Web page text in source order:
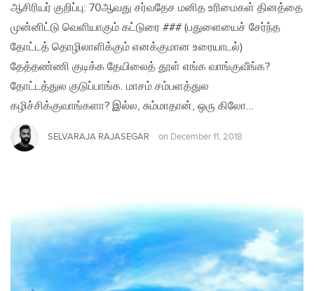
​ஆசிரியர் குறிப்பு: 70ஆவது சர்வதேச மனித உரிமைகள் தினத்தை
முன்னிட்டு வெளியாகும் கட்டுரை ### (பதுளையைச் சேர்ந்த
தோட்டத் தொழிலாளிக்கும் எனக்குமான உரையாடல்)
தேத்தண்ணி குடிக்க தேயிலைத் தூள் எங்க வாங்குவீங்க?
தோட்டத்துல குடுப்பாங்க. மாசம் சம்பளத்துல
கழிச்சிக்குவாங்களா? இல்ல, சும்மாதான், ஒரு கிலோ…
SELVARAJA RAJASEGAR on December 11, 2018